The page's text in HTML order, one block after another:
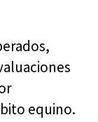
equino.